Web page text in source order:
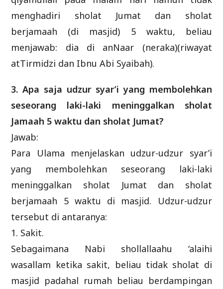
menghadiri sholat Jumat dan sholat
berjamaah (di masjid) 5 waktu, beliau
menjawab: dia di anNaar (neraka)(riwayat
atTirmidzi dan Ibnu Abi Syaibah).
3. Apa saja udzur syar’i yang membolehkan
seseorang laki-laki meninggalkan sholat
Jamaah 5 waktu dan sholat Jumat?
Jawab:
Para Ulama menjelaskan udzur-udzur syar’i
yang membolehkan seseorang laki-laki
meninggalkan sholat Jumat dan sholat
berjamaah 5 waktu di masjid. Udzur-udzur
tersebut di antaranya:
1. Sakit.
Sebagaimana Nabi shollallaahu ‘alaihi
wasallam ketika sakit, beliau tidak sholat di
masjid padahal rumah beliau berdampingan